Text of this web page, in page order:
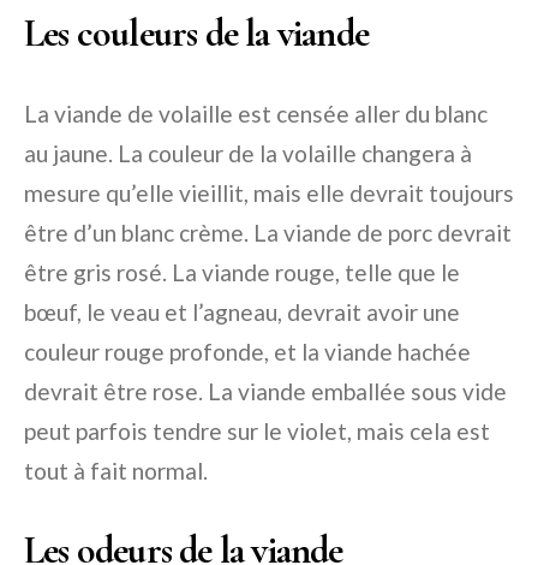
Les couleurs de la viande
La viande de volaille est censée aller du blanc
au jaune. La couleur de la volaille changera à
mesure qu’elle vieillit, mais elle devrait toujours
être d’un blanc crème. La viande de porc devrait
être gris rosé. La viande rouge, telle que le
bœuf, le veau et l’agneau, devrait avoir une
couleur rouge profonde, et la viande hachée
devrait être rose. La viande emballée sous vide
peut parfois tendre sur le violet, mais cela est
tout à fait normal.
Les odeurs de la viande